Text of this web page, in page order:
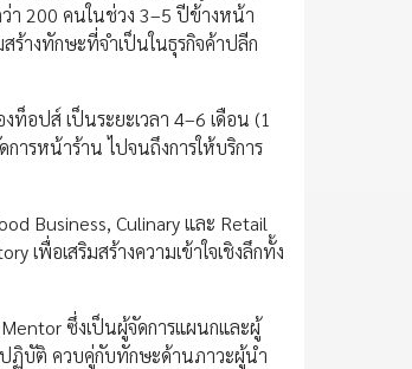
า 200 คนในช่วง 3–5 ปีข้างหน้า
ร้างทักษะที่จำเป็นในธุรกิจค้าปลีก
อปส์ เป็นระยะเวลา 4–6 เดือน (1
ารหน้าร้าน ไปจนถึงการให้บริการ
Business, Culinary และ Retail
เพื่อเสริมสร้างความเข้าใจเชิงลึกทั้ง
ซึ่งเป็นผู้จัดการแผนกและผู้
ปฏิบัติ ควบคู่กับทักษะด้านภาวะผู้นำ